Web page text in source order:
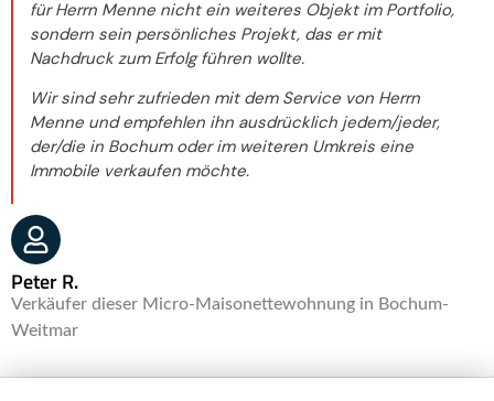
für Herrn Menne nicht ein weiteres Objekt im Portfolio,
sondern sein persönliches Projekt, das er mit
Nachdruck zum Erfolg führen wollte.
Wir sind sehr zufrieden mit dem Service von Herrn
Menne und empfehlen ihn ausdrücklich jedem/jeder,
der/die in Bochum oder im weiteren Umkreis eine
Immobile verkaufen möchte.
Peter R.
Verkäufer dieser Micro-Maisonettewohnung in Bochum-
Weitmar